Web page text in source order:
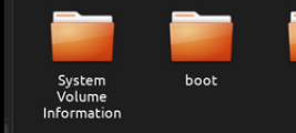
デ
ス